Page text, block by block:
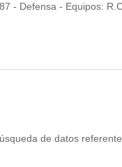
- Defensa - Equipos:
de datos